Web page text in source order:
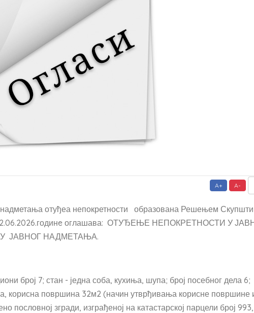
A+ A-
надметања отуђеа непокретности образована Решењем
оглашава: ОТУЂЕЊЕ НЕПОКРЕТНОСТИ У
ЈАВНОГ НАДМЕТАЊА.
број 7; стан - једна соба, кухиња, шупа; број посебног дела 6;
корисна површина 32м2 (начин утврђивања корисне површине
пословној згради, изграђеној на катастарској парцели број 993,